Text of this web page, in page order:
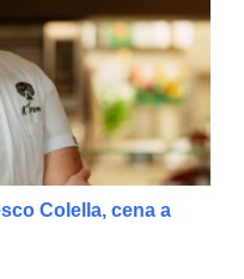
Colella, cena a